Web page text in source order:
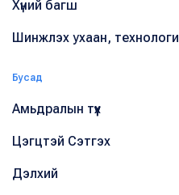
Хүний багш
Шинжлэх ухаан, технологи
Бусад
Амьдралын түүх
Цэгцтэй Сэтгэх
Дэлхий